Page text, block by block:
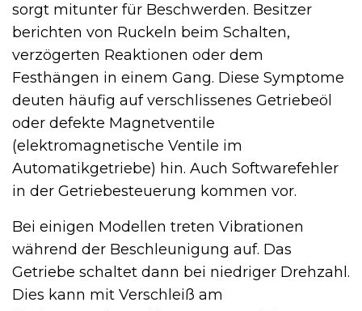
sorgt mitunter für Beschwerden. Besitzer
berichten von Ruckeln beim Schalten,
verzögerten Reaktionen oder dem
Festhängen in einem Gang. Diese Symptome
deuten häufig auf verschlissenes Getriebeöl
oder defekte Magnetventile
(elektromagnetische Ventile im
Automatikgetriebe) hin. Auch Softwarefehler
in der Getriebesteuerung kommen vor.
Bei einigen Modellen treten Vibrationen
während der Beschleunigung auf. Das
Getriebe schaltet dann bei niedriger Drehzahl.
Dies kann mit Verschleiß am